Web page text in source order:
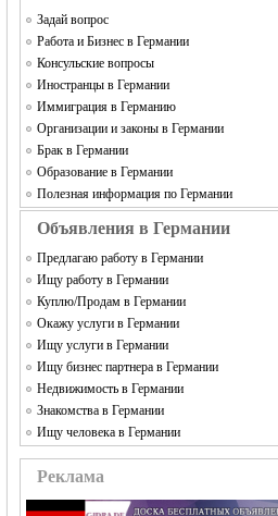
Задай вопрос
Работа и Бизнес в Германии
Консульские вопросы
Иностранцы в Германии
Иммиграция в Германию
Организации и законы в Германии
Брак в Германии
Образование в Германии
Полезная информация по Германии
Объявления в Германии
Предлагаю работу в Германии
Ищу работу в Германии
Куплю/Продам в Германии
Окажу услуги в Германии
Ищу услуги в Германии
Ищу бизнес партнера в Германии
Недвижимость в Германии
Знакомства в Германии
Ищу человека в Германии
Реклама